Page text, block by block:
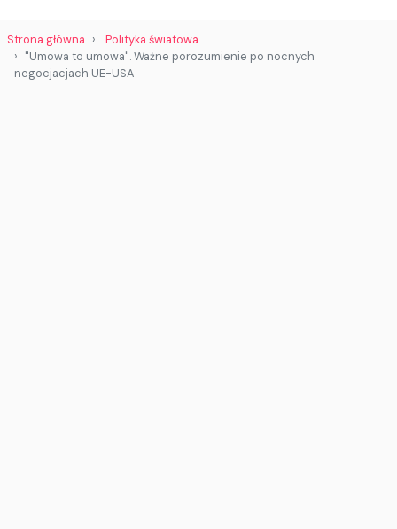
Strona główna
Polityka światowa
"Umowa to umowa". Ważne porozumienie po nocnych
negocjacjach UE-USA